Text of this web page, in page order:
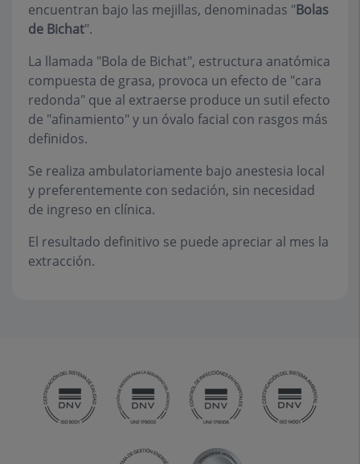
encuentran bajo las mejillas, denominadas "Bolas
de Bichat".
La llamada "Bola de Bichat", estructura anatómica
compuesta de grasa, provoca un efecto de "cara
redonda" que al extraerse produce un sutil efecto
de "afinamiento" y un óvalo facial con rasgos más
definidos.
Se realiza ambulatoriamente bajo anestesia local
y preferentemente con sedación, sin necesidad
de ingreso en clínica.
El resultado definitivo se puede apreciar al mes la
extracción.